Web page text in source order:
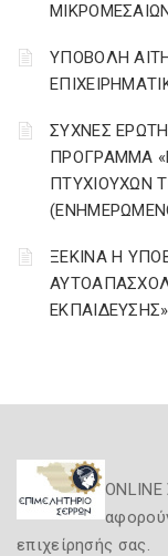
ΥΠΟΒΟΛΗ
ΣΥΧΝΕΣ
ΠΡΟΓΡΑΜΜΑ
ΠΤΥΧΙΟΥΧΩΝ
ΞΕΚΙΝΑ Η
επιχείρησής σας.